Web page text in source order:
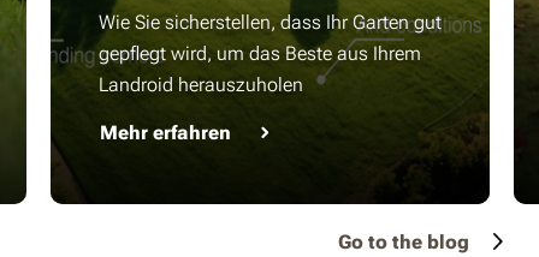
Wie Sie sicherstellen, dass Ihr Garten gut
gepflegt wird, um das Beste aus Ihrem
Landroid herauszuholen
Mehr erfahren
Go to the blog